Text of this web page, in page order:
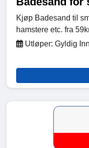
Kjøp Badesand til
hamstere etc. fra
Utløper: Gyldig